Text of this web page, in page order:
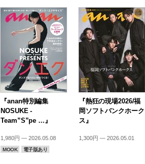
『anan特別編集
NOSUKE -
Team”S”pe …』
1,980円 — 2026.05.08
MOOK 電子版あり
『熱狂の現場2026/福
岡ソフトバンクホーク
ス』
1,300円 — 2026.05.01